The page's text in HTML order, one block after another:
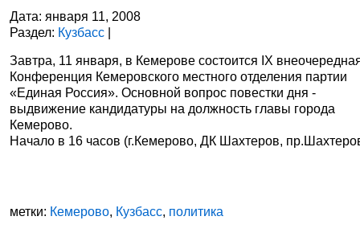
Дата: января 11, 2008
Раздел: Кузбасс |
Завтра, 11 января, в Кемерове состоится IX
Конференция Кемеровского местного отделения партии
«Единая Россия». Основной вопрос повестки дня -
выдвижение кандидатуры на должность главы города
Кемерово.
Начало в 16 часов (г.Кемерово, ДК Шахтеров,
метки: Кемерово, Кузбасс, политика